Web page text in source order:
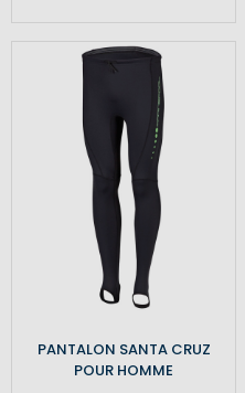
PANTALON SANTA CRUZ
POUR HOMME